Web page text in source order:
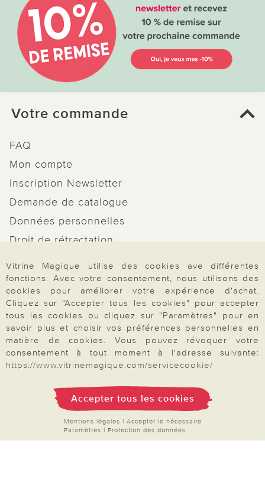
Votre commande
FAQ
Mon compte
Inscription Newsletter
Demande de catalogue
Données personnelles
Droit de rétractation
Rétractation
Paiement & Livraison
À propos de nous
Besoin d'aide?
Vitrine Magique utilise des cookies ave différentes
fonctions. Avec votre consentement, nous utilisons des
cookies pour améliorer votre expérience d'achat.
Cliquez sur "Accepter tous les cookies" pour accepter
tous les cookies ou cliquez sur "Paramètres" pour en
savoir plus et choisir vos préférences personnelles en
matière de cookies. Vous pouvez révoquer votre
consentement à tout moment à l'adresse suivante:
https://www.vitrinemagique.com/servicecookie/
Accepter tous les cookies
Mentions légales | Accepter le nécessaire
Paramètres | Protection des données